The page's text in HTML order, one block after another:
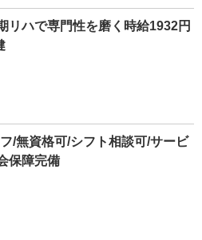
リハで専門性を磨く時給1932円
/無資格可/シフト相談可/サービ
保障完備